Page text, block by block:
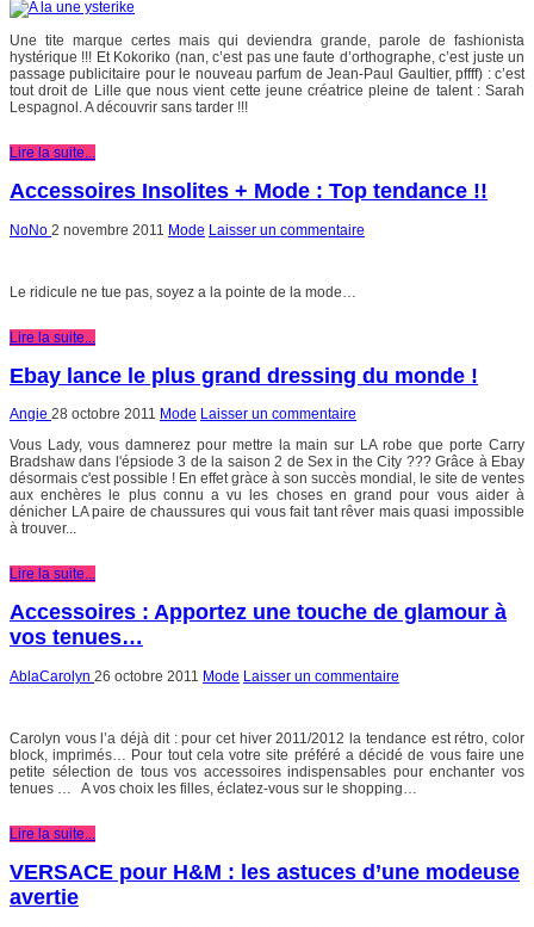
Une tite marque certes mais qui deviendra grande, parole de fashionista
hystérique !!! Et Kokoriko (nan, c’est pas une faute d’orthographe, c’est juste un
passage publicitaire pour le nouveau parfum de Jean-Paul Gaultier, pffff) : c’est
tout droit de Lille que nous vient cette jeune créatrice pleine de talent : Sarah
Lespagnol. A découvrir sans tarder !!!
Lire la suite...
Accessoires Insolites + Mode : Top tendance !!
NoNo 2 novembre 2011 Mode Laisser un commentaire
Le ridicule ne tue pas, soyez a la pointe de la mode…
Lire la suite...
Ebay lance le plus grand dressing du monde !
Angie 28 octobre 2011 Mode Laisser un commentaire
Vous Lady, vous damnerez pour mettre la main sur LA robe que porte Carry
Bradshaw dans l'épsiode 3 de la saison 2 de Sex in the City ??? Grâce à Ebay
désormais c'est possible ! En effet gràce à son succès mondial, le site de ventes
aux enchères le plus connu a vu les choses en grand pour vous aider à
dénicher LA paire de chaussures qui vous fait tant rêver mais quasi impossible
à trouver...
Lire la suite...
Accessoires : Apportez une touche de glamour à
vos tenues…
AblaCarolyn 26 octobre 2011 Mode Laisser un commentaire
Carolyn vous l’a déjà dit : pour cet hiver 2011/2012 la tendance est rétro, color
block, imprimés… Pour tout cela votre site préféré a décidé de vous faire une
petite sélection de tous vos accessoires indispensables pour enchanter vos
tenues … A vos choix les filles, éclatez-vous sur le shopping…
Lire la suite...
VERSACE pour H&M : les astuces d’une modeuse
avertie